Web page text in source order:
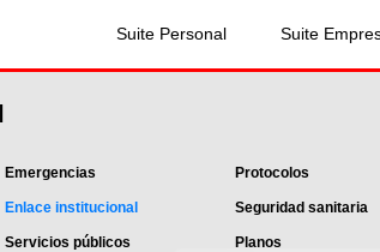
Suite Personal Suite
Emergencias
Enlace institucional
Servicios públicos
Protocolos
Seguridad sanitaria
Planos